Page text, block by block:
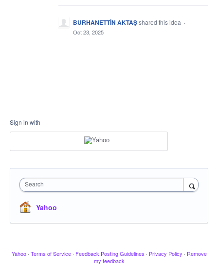
BURHANETTİN AKTAŞshared this idea ·
Oct 23, 2025
Sign in with
Search
Yahoo
Yahoo · Terms of Service · Feedback Posting Guidelines · Privacy Policy · Remove
my feedback